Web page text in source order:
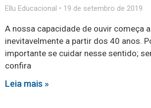
Ellu Educacional 19 de setembro de 2019
A nossa capacidade de ouvir começa
inevitavelmente a partir dos 40 anos.
importante se cuidar nesse sentido;
confira
Leia mais »